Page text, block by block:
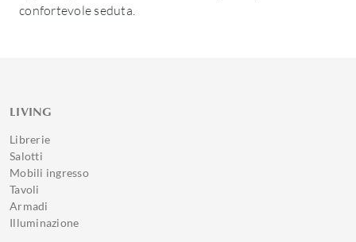
confortevole seduta.
LIVING
Librerie
Salotti
Mobili ingresso
Tavoli
Armadi
Illuminazione